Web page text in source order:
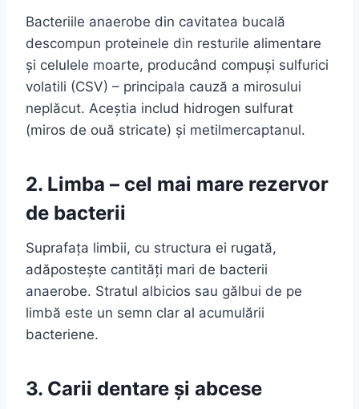
Bacteriile anaerobe din cavitatea bucală
descompun proteinele din resturile alimentare
și celulele moarte, producând compuși sulfurici
volatili (CSV) – principala cauză a mirosului
neplăcut. Aceștia includ hidrogen sulfurat
(miros de ouă stricate) și metilmercaptanul.
2. Limba – cel mai mare rezervor
de bacterii
Suprafața limbii, cu structura ei rugată,
adăpostește cantități mari de bacterii
anaerobe. Stratul albicios sau gălbui de pe
limbă este un semn clar al acumulării
bacteriene.
3. Carii dentare și abcese